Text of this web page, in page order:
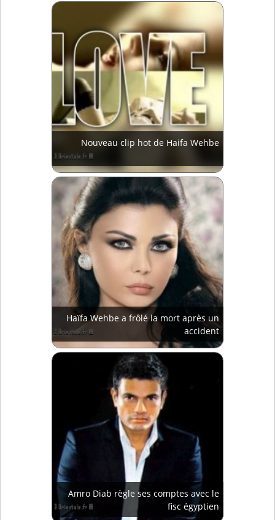
Nouveau clip hot de Haifa Wehbe
Haïfa Wehbe a frôlé la mort après un
accident
Amro Diab règle ses comptes avec le
fisc égyptien